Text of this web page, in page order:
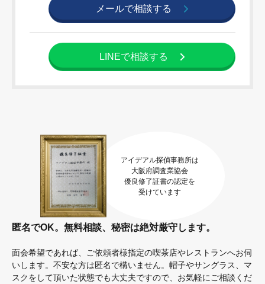
メールで相談する
LINEで相談する
アイデアル探偵事務所は
大阪府調査業協会
優良修了証書の認定を
受けています
匿名でOK。無料相談、秘密は絶対厳守します。
面会希望であれば、ご依頼者様指定の喫茶店やレストランへお伺
いします。不安な方は匿名で構いません。帽子やサングラス、マ
スクをして頂いた状態でも大丈夫ですので、お気軽にご相談くだ